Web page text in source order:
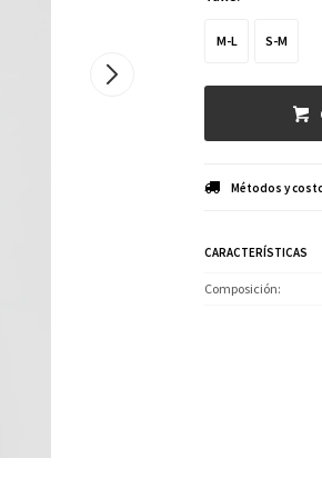
M-L S-M
Métodos y
CARACTERÍSTICAS
Composición